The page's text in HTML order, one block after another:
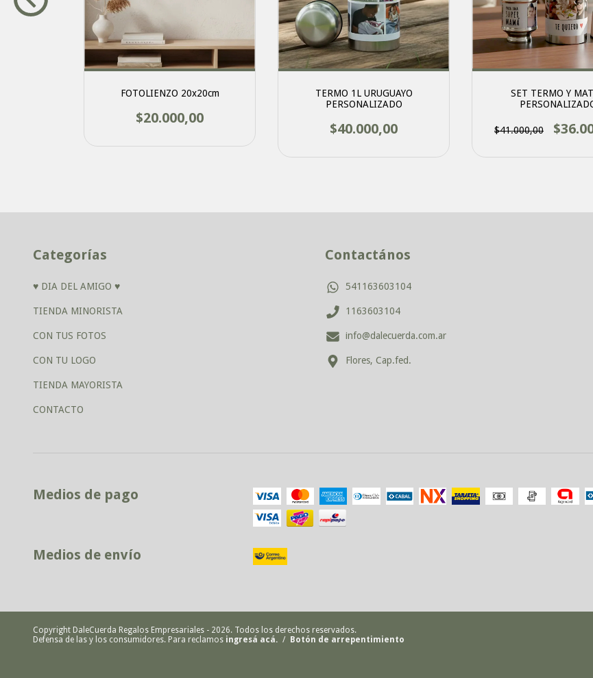
FOTOLIENZO 20x20cm
$20.000,00
TERMO 1L URUGUAYO
PERSONALIZADO
$40.000,00
SET TERMO Y
$41.000,00
Categorías
♥ DIA DEL AMIGO ♥
TIENDA MINORISTA
CON TUS FOTOS
CON TU LOGO
TIENDA MAYORISTA
CONTACTO
Contactános
541163603104
1163603104
info@dalecuerda.com.ar
Flores, Cap.fed.
Medios de pago
Medios de envío
Copyright DaleCuerda Regalos Empresariales - 2026. Todos los derechos reservados.
Defensa de las y los consumidores. Para reclamos ingresá acá. / Botón de arrepentimiento